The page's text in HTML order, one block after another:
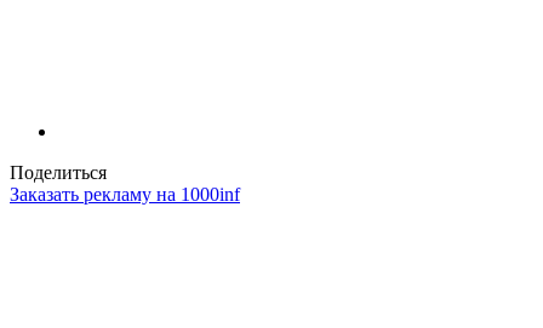
Поделиться
Заказать рекламу на 1000inf